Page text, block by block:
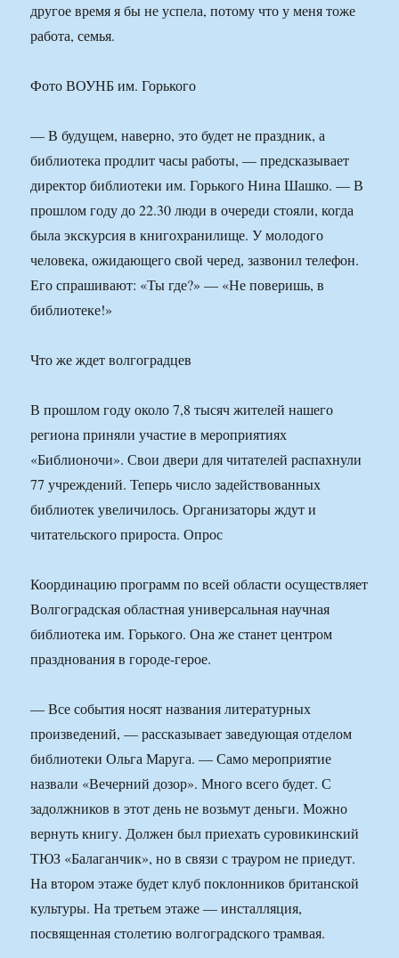
другое время я бы не успела, потому что у меня тоже
работа, семья.
Фото ВОУНБ им. Горького
— В будущем, наверно, это будет не праздник, а
библиотека продлит часы работы, — предсказывает
директор библиотеки им. Горького Нина Шашко. — В
прошлом году до 22.30 люди в очереди стояли, когда
была экскурсия в книгохранилище. У молодого
человека, ожидающего свой черед, зазвонил телефон.
Его спрашивают: «Ты где?» — «Не поверишь, в
библиотеке!»
Что же ждет волгоградцев
В прошлом году около 7,8 тысяч жителей нашего
региона приняли участие в мероприятиях
«Библионочи». Свои двери для читателей распахнули
77 учреждений. Теперь число задействованных
библиотек увеличилось. Организаторы ждут и
читательского прироста. Опрос
Координацию программ по всей области осуществляет
Волгоградская областная универсальная научная
библиотека им. Горького. Она же станет центром
празднования в городе-герое.
— Все события носят названия литературных
произведений, — рассказывает заведующая отделом
библиотеки Ольга Маруга. — Само мероприятие
назвали «Вечерний дозор». Много всего будет. С
задолжников в этот день не возьмут деньги. Можно
вернуть книгу. Должен был приехать суровикинский
ТЮЗ «Балаганчик», но в связи с трауром не приедут.
На втором этаже будет клуб поклонников британской
культуры. На третьем этаже — инсталляция,
посвященная столетию волгоградского трамвая.